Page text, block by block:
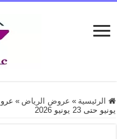
الرئيسية » عروض الرياض »
يونيو حتى 23 يونيو 2026